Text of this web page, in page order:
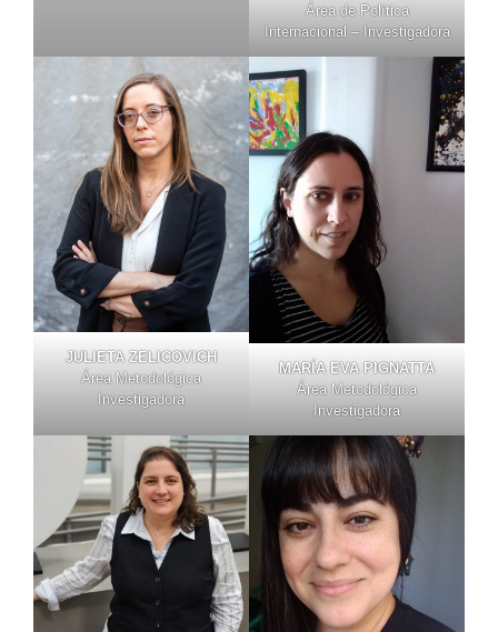
Área de Política
Internacional – Investigadora
JULIETA ZELICOVICH
Área Metodológica
Investigadora
MARÍA EVA PIGNATTA
Área Metodológica
Investigadora